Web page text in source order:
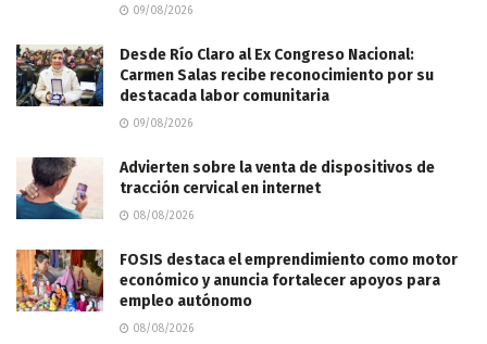
09/08/2026
Desde Río Claro al Ex Congreso Nacional:
Carmen Salas recibe reconocimiento por su
destacada labor comunitaria
09/08/2026
Advierten sobre la venta de dispositivos de
tracción cervical en internet
08/08/2026
FOSIS destaca el emprendimiento como motor
económico y anuncia fortalecer apoyos para
empleo autónomo
08/08/2026